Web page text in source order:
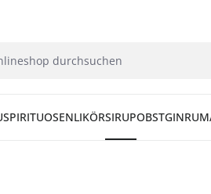
SPIRITUOSENLIKÖRSIRUPOBSTGINRUM